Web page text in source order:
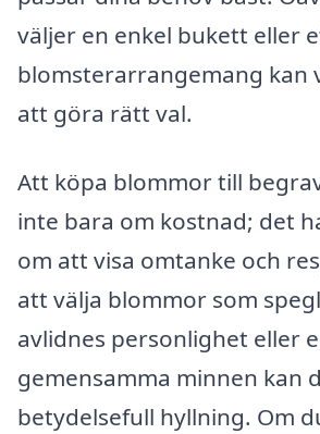
väljer en enkel bukett eller
blomsterarrangemang kan
att göra rätt val.
Att köpa blommor till
inte bara om kostnad; det
om att visa omtanke och
att välja blommor som
avlidnes personlighet eller
gemensamma minnen kan
betydelsefull hyllning. Om